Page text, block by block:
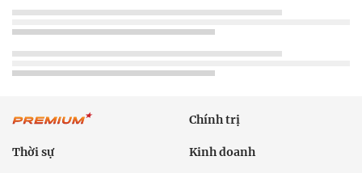
Chính trị
Thời sự Kinh doanh